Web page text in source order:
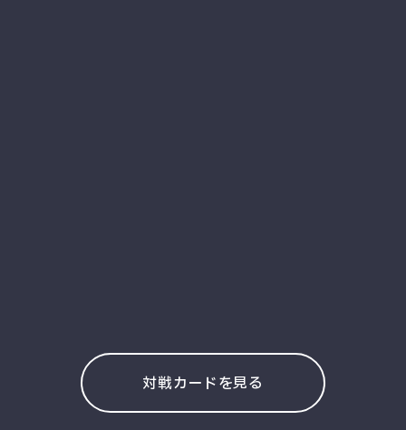
対戦カードを見る